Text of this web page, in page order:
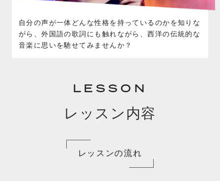
自分の声が一体どんな性格を持っているのかを知りな
がら、外国語の歌詞にも触れながら、西洋の伝統的な
音楽に思いを馳せてみませんか？
LESSON
レッスン内容
レッスンの流れ